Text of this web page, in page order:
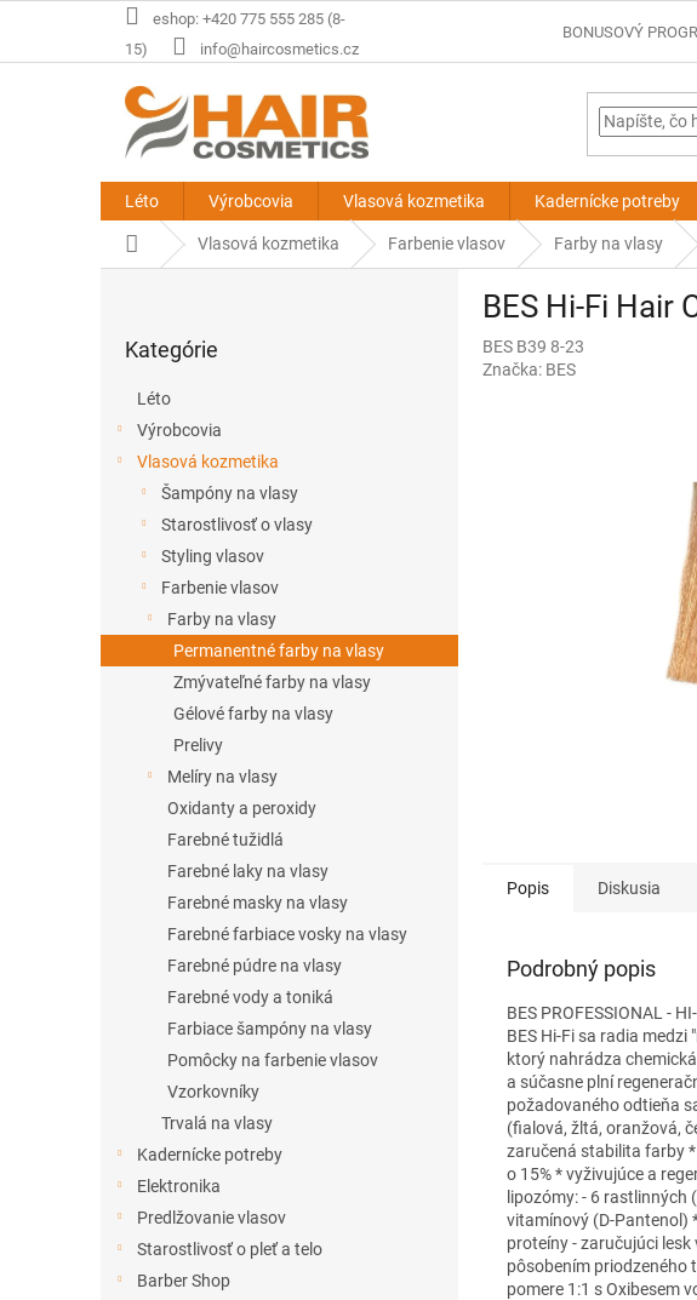
eshop: +420 775 555 285 (8-
15)
info@haircosmetics.cz
BONUSOVÝ
Léto Výrobcovia Vlasová kozmetika Kadernícke potreby
DomovVlasová kozmetika Farbenie vlasov Farby na vlasy
kategórie
Kategórie
Léto
Výrobcovia
Vlasová kozmetika
Šampóny na vlasy
Starostlivosť o vlasy
Styling vlasov
Farbenie vlasov
Farby na vlasy
Permanentné farby na vlasy
Zmývateľné farby na vlasy
Gélové farby na vlasy
Prelivy
Melíry na vlasy
Oxidanty a peroxidy
Farebné tužidlá
Farebné laky na vlasy
Farebné masky na vlasy
Farebné farbiace vosky na vlasy
Farebné púdre na vlasy
Farebné vody a toniká
Farbiace šampóny na vlasy
Pomôcky na farbenie vlasov
Vzorkovníky
Trvalá na vlasy
Kadernícke potreby
Elektronika
Predlžovanie vlasov
Starostlivosť o pleť a telo
Barber Shop
BES Hi-Fi Hair
BES B39 8-23
Značka: BES
Popis Diskusia
Podrobný popis
BES PROFESSIONAL -
BES Hi-Fi sa radia
ktorý nahrádza
a súčasne plní
požadovaného odtieňa
(fialová, žltá, oranžová,
zaručená stabilita farby
o 15% * vyživujúce a
lipozómy: - 6 rastlinných
vitamínový (D-Pantenol)
proteíny - zaručujúci
pôsobením priodzeného
pomere 1:1 s Oxibesem